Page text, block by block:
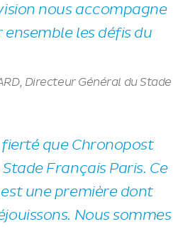
nous accompagne
les défis du
Directeur Général du Stade
fierté que Chronopost
Stade Français Paris. Ce
une première dont
Nous sommes